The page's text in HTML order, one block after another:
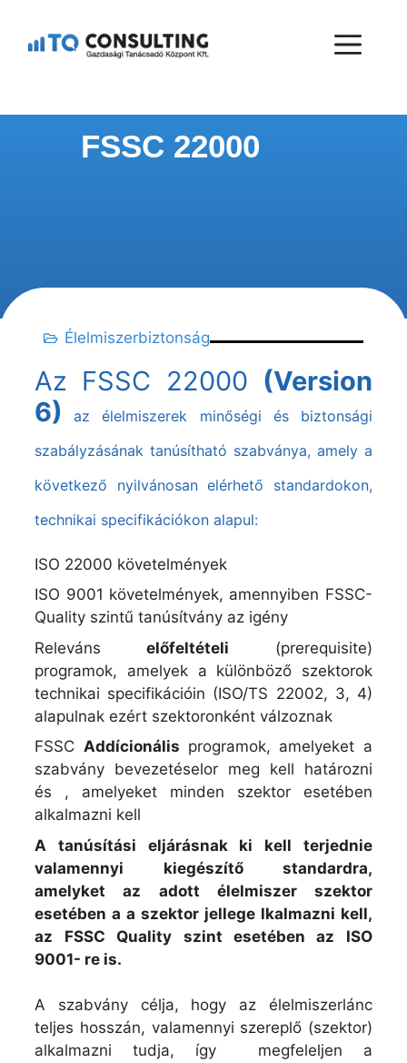
FSSC 22000
Élelmiszerbiztonság
Az FSSC 22000 (Version
6)
az élelmiszerek minőségi és biztonsági
szabályzásának tanúsítható szabványa, amely a
következő nyilvánosan elérhető standardokon,
technikai specifikációkon alapul:
ISO 22000 követelmények
ISO 9001 követelmények, amennyiben FSSC-
Quality szintű tanúsítvány az igény
Releváns előfeltételi (prerequisite)
programok, amelyek a különböző szektorok
technikai specifikációin (ISO/TS 22002, 3, 4)
alapulnak ezért szektoronként válzoznak
FSSC Addícionális programok, amelyeket a
szabvány bevezetéselor meg kell határozni
és , amelyeket minden szektor esetében
alkalmazni kell
A tanúsítási eljárásnak ki kell terjednie
valamennyi kiegészítő standardra,
amelyket az adott élelmiszer szektor
esetében a a szektor jellege lkalmazni kell,
az FSSC Quality szint esetében az ISO
9001- re is.
A szabvány célja, hogy az élelmiszerlánc
teljes hosszán, valamennyi szereplő (szektor)
alkalmazni tudja, így megfeleljen a